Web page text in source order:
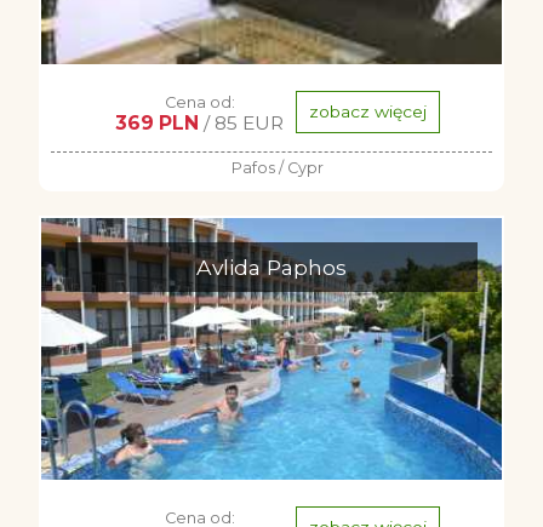
Cena od:
369 PLN / 85 EUR zobacz więcej
Pafos / Cypr
Avlida Paphos
Cena od: